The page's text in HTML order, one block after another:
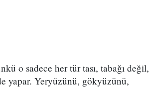
o sadece her tür tası, tabağı değil,
yapar. Yeryüzünü, gökyüzünü,